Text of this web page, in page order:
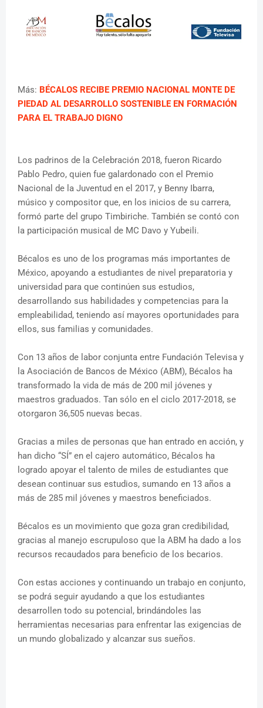
Más: BÉCALOS RECIBE PREMIO NACIONAL MONTE DE
PIEDAD AL DESARROLLO SOSTENIBLE EN FORMACIÓN
PARA EL TRABAJO DIGNO
Los padrinos de la Celebración 2018, fueron Ricardo
Pablo Pedro, quien fue galardonado con el Premio
Nacional de la Juventud en el 2017, y Benny Ibarra,
músico y compositor que, en los inicios de su carrera,
formó parte del grupo Timbiriche. También se contó con
la participación musical de MC Davo y Yubeili.
Bécalos es uno de los programas más importantes de
México, apoyando a estudiantes de nivel preparatoria y
universidad para que continúen sus estudios,
desarrollando sus habilidades y competencias para la
empleabilidad, teniendo así mayores oportunidades para
ellos, sus familias y comunidades.
Con 13 años de labor conjunta entre Fundación Televisa y
la Asociación de Bancos de México (ABM), Bécalos ha
transformado la vida de más de 200 mil jóvenes y
maestros graduados. Tan sólo en el ciclo 2017-2018, se
otorgaron 36,505 nuevas becas.
Gracias a miles de personas que han entrado en acción, y
han dicho “SÍ” en el cajero automático, Bécalos ha
logrado apoyar el talento de miles de estudiantes que
desean continuar sus estudios, sumando en 13 años a
más de 285 mil jóvenes y maestros beneficiados.
Bécalos es un movimiento que goza gran credibilidad,
gracias al manejo escrupuloso que la ABM ha dado a los
recursos recaudados para beneficio de los becarios.
Con estas acciones y continuando un trabajo en conjunto,
se podrá seguir ayudando a que los estudiantes
desarrollen todo su potencial, brindándoles las
herramientas necesarias para enfrentar las exigencias de
un mundo globalizado y alcanzar sus sueños.